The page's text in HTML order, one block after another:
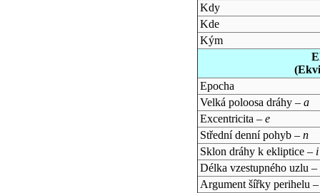
Kdy
Kde
Kým
Epocha
Velká poloosa dráhy – a
Excentricita – e
Střední denní pohyb – n
Sklon dráhy k ekliptice – i
Délka vzestupného uzlu –
Argument šířky perihelu